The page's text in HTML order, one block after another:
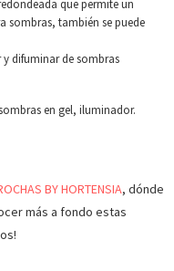
que permite un
también se puede
difuminar de sombras
en gel, iluminador.
BY HORTENSIA, dónde
más a fondo estas